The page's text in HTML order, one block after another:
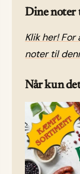
Dine noter
Klik her!
noter til
Når kun